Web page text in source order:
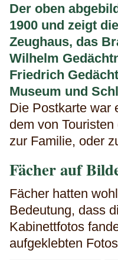
Der oben
1900 und zeigt
Zeughaus, das
Wilhelm
Friedrich
Museum und
Die Postkarte war
dem von
zur Familie, oder
Fächer auf
Fächer hatten
Bedeutung, dass
Kabinettfotos
aufgeklebten